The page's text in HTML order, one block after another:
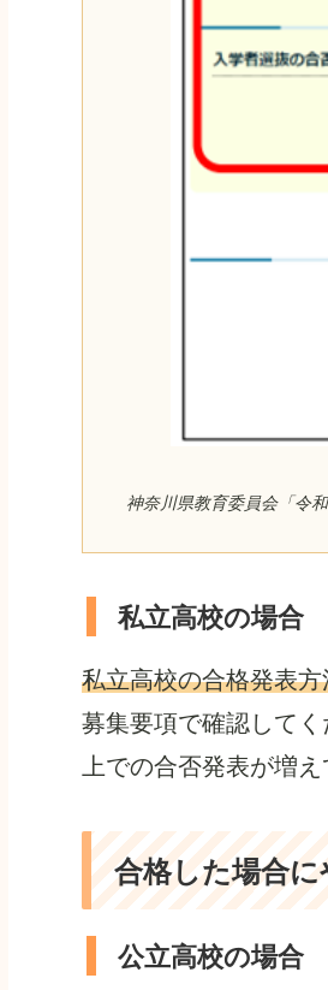
神奈川県教育委員会「令
私立高校の場合
私立高校の合格発表
募集要項で確認して
上での合否発表が増
合格した場合
公立高校の場合